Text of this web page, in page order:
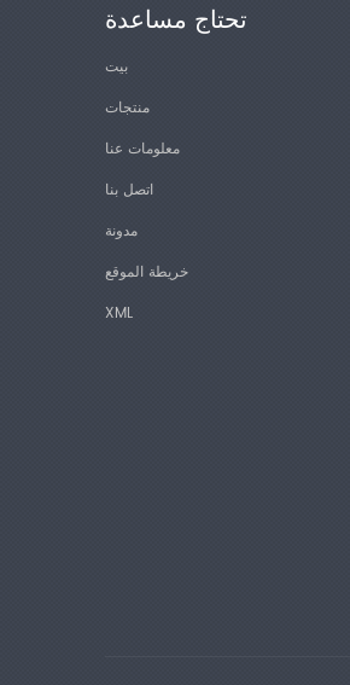
تحتاج مساعدة
بيت
منتجات
معلومات عنا
اتصل بنا
مدونة
خريطة الموقع
XML